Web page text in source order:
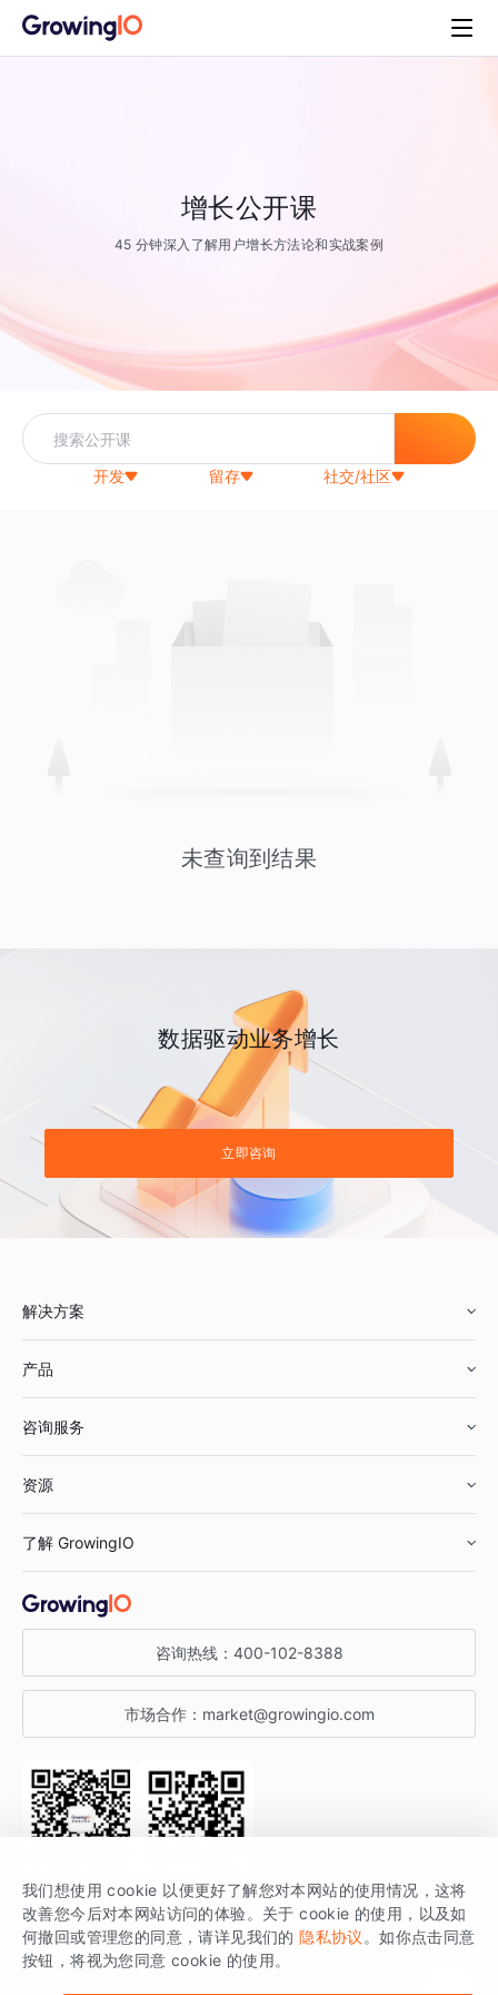
增长公开课
45 分钟深入了解用户增长方法论和实战案例
开发 留存 社交/社区
未查询到结果
数据驱动业务增长
立即咨询
解决方案
鞋服行业
汽车行业
金融行业
产品
智能运营
获客分析
咨询服务
资源
增长公开课
增长博客
开发者文档
SDK 文档
场景指南
了解 GrowingIO
关于 GrowingIO
增长大会
行业活动
咨询热线： 400-102-8388
市场合作： market@growingio.com
关注公众号 获取更多干货
GrowingIO 是专注于数据智能分析与增长的品牌，核心平台为 GrowingIO
分析云。
我们想使用 cookie 以便更好了解您对本网站的使用情况，这将
改善您今后对本网站访问的体验。关于 cookie 的使用，以及如
何撤回或管理您的同意，请详见我们的 隐私协议 。如你点击同意
按钮，将视为您同意 cookie 的使用。